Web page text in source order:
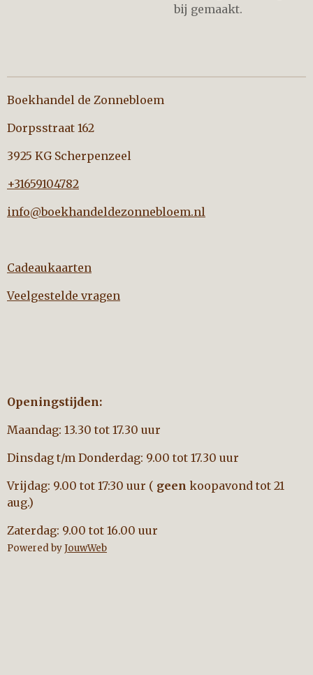
bij gemaakt.
Boekhandel de Zonnebloem
Dorpsstraat 162
3925 KG Scherpenzeel
+31659104782
info@boekhandeldezonnebloem.nl
Cadeaukaarten
Veelgestelde vragen
Openingstijden:
Maandag: 13.30 tot 17.30 uur
Dinsdag t/m Donderdag: 9.00 tot 17.30 uur
Vrijdag: 9.00 tot 17:30 uur ( geen koopavond tot 21
aug.)
Zaterdag: 9.00 tot 16.00 uur
Powered byJouwWeb